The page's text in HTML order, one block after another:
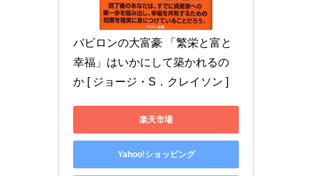
バビロンの大富豪 「繁栄と富と
幸福」はいかにして築かれるの
か [ ジョージ・S．クレイソン ]
楽天市場
Yahoo!ショッピング